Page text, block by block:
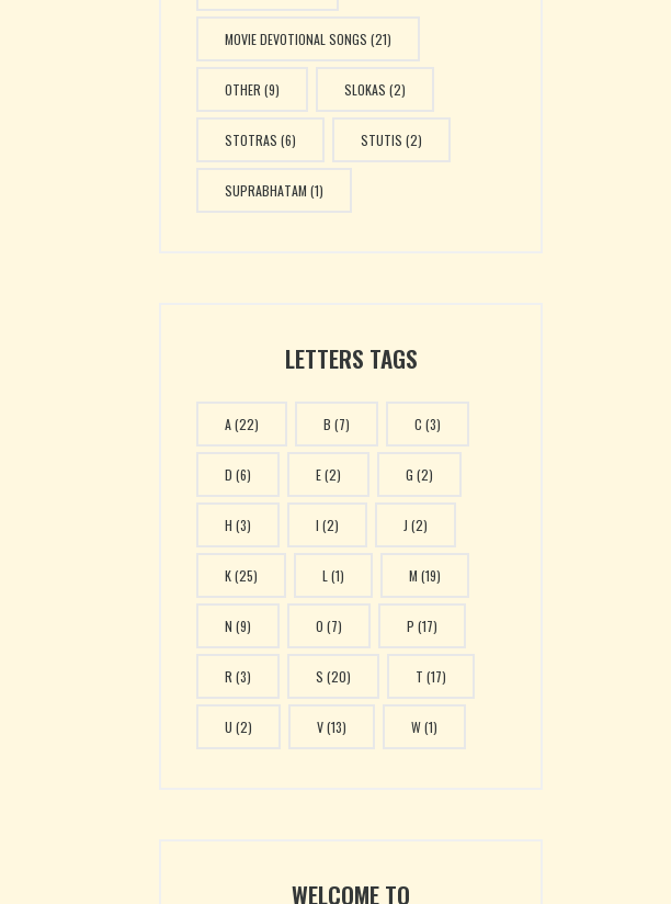
MOVIE DEVOTIONAL SONGS (21)
OTHER (9) SLOKAS (2)
STOTRAS (6) STUTIS (2)
SUPRABHATAM (1)
LETTERS TAGS
A(22) B (7) C (3)
D (6) E(2) G (2)
H (3) I (2) J (2)
K(25) L (1) M (19)
N (9) O (7) P (17)
R (3) S (20) T (17)
U (2) V(13) W(1)
WELCOME TO